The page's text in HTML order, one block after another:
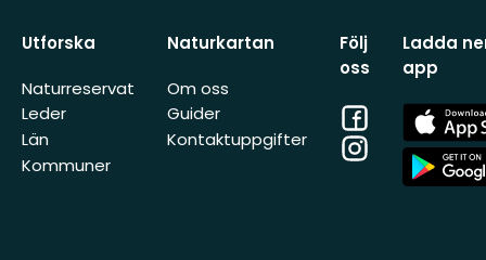
Utforska
Naturreservat
Leder
Län
Kommuner
Naturkartan
Om oss
Guider
Kontaktuppgifter
Följ
oss
Facebook
Instagram
Ladda
app
App
Store
App
Store